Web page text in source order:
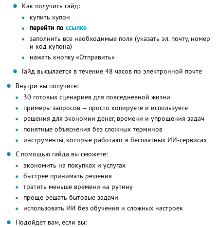
Как получить гайд:
купить купон
перейти по ссылке
заполнить все необходимые поля (указать эл. почту, номер
и код купона)
нажать кнопку «Отправить»
Гайд высылается в течение 48 часов по электронной почте
Внутри вы получите:
30 готовых сценариев для повседневной жизни
примеры запросов — просто копируете и используете
решения для экономии денег, времени и упрощения задач
понятные объяснения без сложных терминов
инструменты, которые работают в бесплатных ИИ-сервисах
С помощью гайда вы сможете:
экономить на покупках и услугах
быстрее принимать решения
тратить меньше времени на рутину
проще решать бытовые задачи
использовать ИИ без обучения и сложных настроек
Подойдёт вам, если вы: